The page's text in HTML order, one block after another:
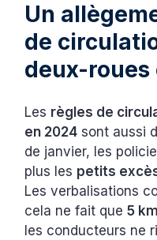
Un
de
deux-roues
Les règles de
en 2024 sont aussi
de janvier, les
plus les petits
Les verbalisations
cela ne fait que5
les conducteurs ne